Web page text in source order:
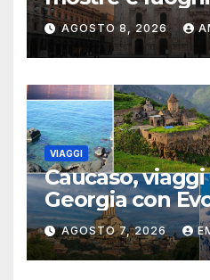
AGOSTO 8, 2026
VIAGGI
Caucaso,
Georgia con
AGOSTO 7, 2026